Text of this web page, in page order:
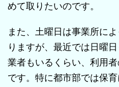
めて取りたいのです。
また、土曜日は事業所に
りますが、最近では日曜
業者もいるくらい、利用
です。特に都市部では保